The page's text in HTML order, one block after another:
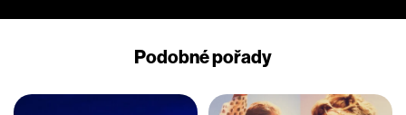
Podobné pořady